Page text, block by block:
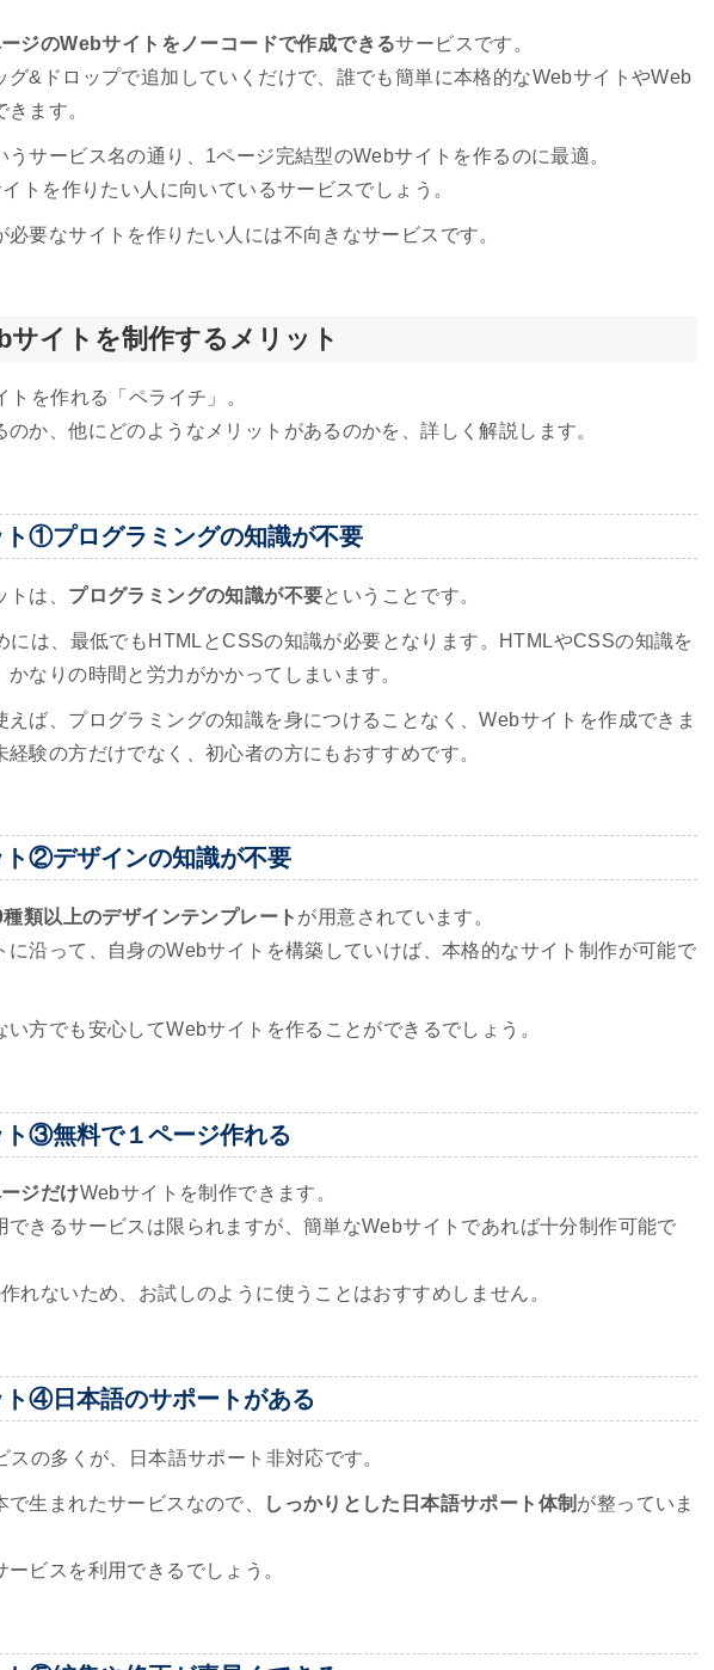
ジのWebサイトをノーコードで作成できるサービスです。
グ&ドロップで追加していくだけで、誰でも簡単に本格的なWebサイトやWeb
ます。
うサービス名の通り、1ページ完結型のWebサイトを作るのに最適。
トを作りたい人に向いているサービスでしょう。
要なサイトを作りたい人には不向きなサービスです。
サイトを制作するメリット
を作れる「ペライチ」。
のか、他にどのようなメリットがあるのかを、詳しく解説します。
①プログラミングの知識が不要
は、 プログラミングの知識が不要ということです。
には、最低でもHTMLとCSSの知識が必要となります。HTMLやCSSの知識を
なりの時間と労力がかかってしまいます。
えば、プログラミングの知識を身につけることなく、Webサイトを作成できま
験の方だけでなく、初心者の方にもおすすめです。
ト②デザインの知識が不要
類以上のデザインテンプレート が用意されています。
に沿って、自身のWebサイトを構築していけば、本格的なサイト制作が可能で
い方でも安心してWebサイトを作ることができるでしょう。
③無料で１ページ作れる
ジだけWebサイトを制作できます。
できるサービスは限られますが、簡単なWebサイトであれば十分制作可能で
れないため、お試しのように使うことはおすすめしません。
④日本語のサポートがある
の多くが、日本語サポート非対応です。
生まれたサービスなので、 しっかりとした日本語サポート体制 が整っていま
ビスを利用できるでしょう。